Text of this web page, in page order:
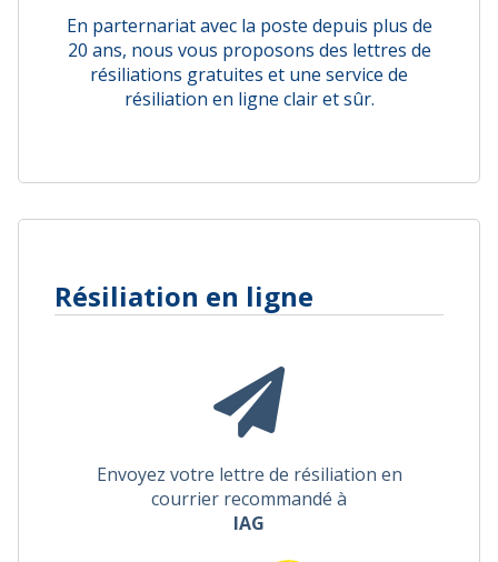
En parternariat avec la poste depuis plus de
20 ans, nous vous proposons des lettres de
résiliations gratuites et une service de
résiliation en ligne clair et sûr.
Résiliation en ligne
Envoyez votre lettre de résiliation en
courrier recommandé à
IAG